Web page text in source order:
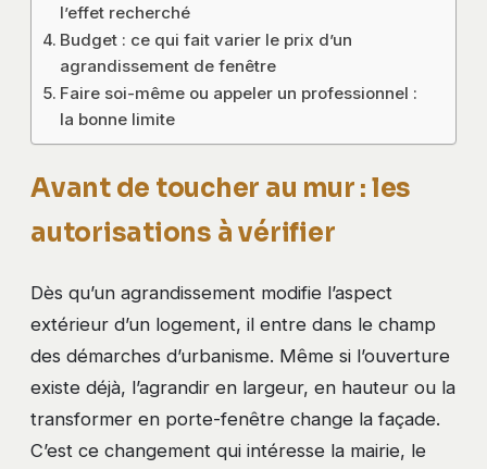
l’effet recherché
Budget : ce qui fait varier le prix d’un
agrandissement de fenêtre
Faire soi-même ou appeler un professionnel :
la bonne limite
Avant de toucher au mur : les
autorisations à vérifier
Dès qu’un agrandissement modifie l’aspect
extérieur d’un logement, il entre dans le champ
des démarches d’urbanisme. Même si l’ouverture
existe déjà, l’agrandir en largeur, en hauteur ou la
transformer en porte-fenêtre change la façade.
C’est ce changement qui intéresse la mairie, le